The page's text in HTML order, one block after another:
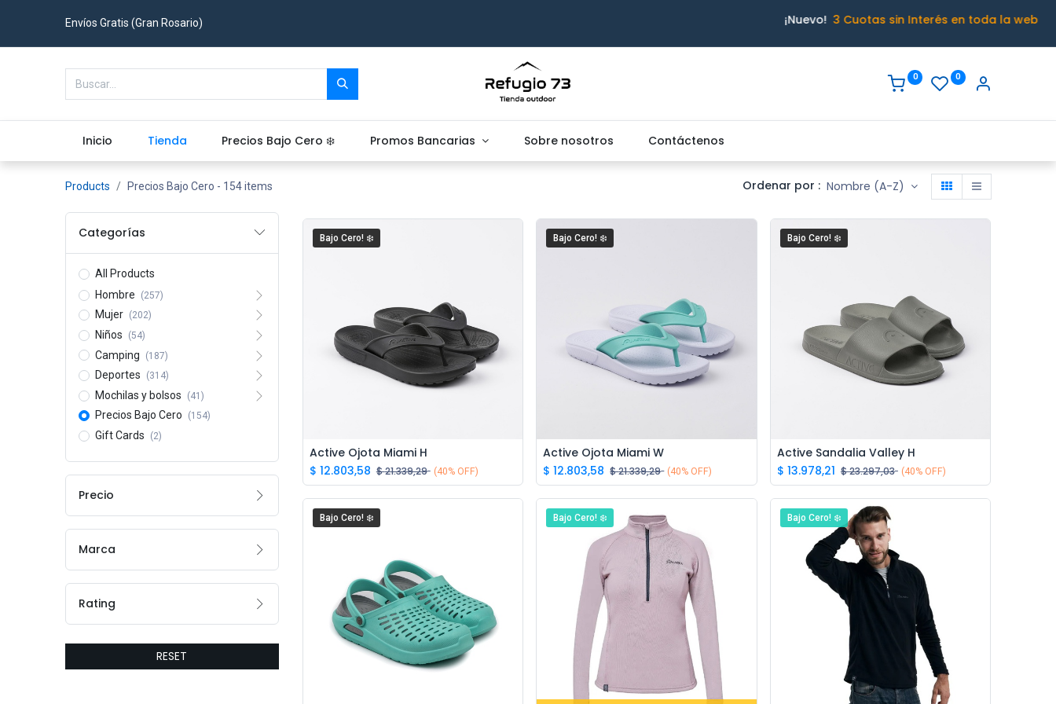
Envíos Gratis (Gran Rosario) ¡Nuevo!3 Cuotas sin Interés en toda la web
0 0
Inicio Tienda Precios Bajo Cero ❄️ Promos Bancarias Sobre nosotros Contáctenos
Products Precios Bajo Cero - 154 items Ordenar por : Nombre (A-Z)
Categorías
All Products
Hombre
(257)
Mujer (202)
Niños (54)
Camping (187)
Deportes (314)
Mochilas y bolsos (41)
Precios Bajo Cero (154)
Gift Cards (2)
Precio
Marca
Rating
RESET
Bajo Cero! ❄️
Add to Cart
Active Ojota Miami H
$ 12.803,58 $21.339,29 (40% OFF)
Bajo Cero! ❄️
Add to Cart
Active Ojota Miami W
$12.803,58 $21.339,29 (40% OFF)
Bajo Cero! ❄️
Add to Cart
Active Sandalia Valley H
$ 13.978,21 $23.297,03 (40% OFF)
Bajo Cero! ❄️ Bajo Cero! ❄️ Bajo Cero! ❄️
Ivo · Refugio 73